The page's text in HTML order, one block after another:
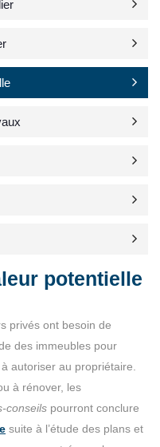
potentielle
privés ont besoin de
des immeubles pour
autoriser au propriétaire.
à rénover, les
conseils pourront conclure
suite à l’étude des plans et